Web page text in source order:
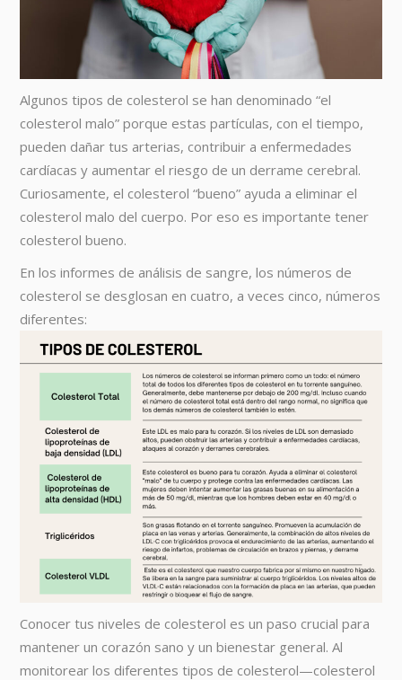
Algunos tipos de colesterol se han denominado “el
colesterol malo” porque estas partículas, con el tiempo,
pueden dañar tus arterias, contribuir a enfermedades
cardíacas y aumentar el riesgo de un derrame cerebral.
Curiosamente, el colesterol “bueno” ayuda a eliminar el
colesterol malo del cuerpo. Por eso es importante tener
colesterol bueno.
En los informes de análisis de sangre, los números de
colesterol se desglosan en cuatro, a veces cinco, números
diferentes:
Conocer tus niveles de colesterol es un paso crucial para
mantener un corazón sano y un bienestar general. Al
monitorear los diferentes tipos de colesterol—colesterol